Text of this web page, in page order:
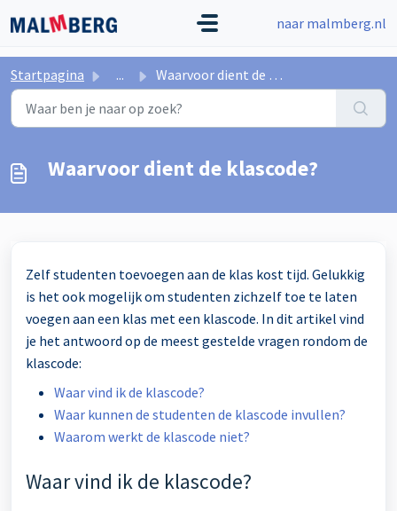
naar malmberg.nl
Startpagina ... Waarvoor dient de klascode?
Waarvoor dient de klascode?
Zelf studenten toevoegen aan de klas kost tijd. Gelukkig
is het ook mogelijk om studenten zichzelf toe te laten
voegen aan een klas met een klascode. In dit artikel vind
je het antwoord op de meest gestelde vragen rondom de
klascode:
Waar vind ik de klascode?
Waar kunnen de studenten de klascode invullen?
Waarom werkt de klascode niet?
Waar vind ik de klascode?